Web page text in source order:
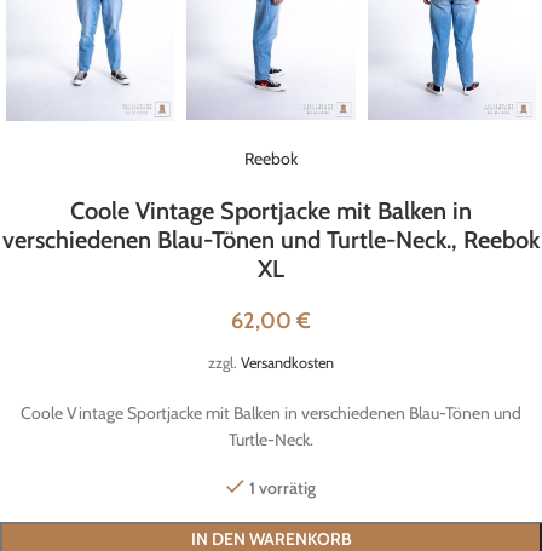
Reebok
Coole Vintage Sportjacke mit Balken in
verschiedenen Blau-Tönen und Turtle-Neck., Reebok
XL
62,00 €
zzgl. Versandkosten
Coole Vintage Sportjacke mit Balken in verschiedenen Blau-Tönen und
Turtle-Neck.
1 vorrätig
IN DEN WARENKORB